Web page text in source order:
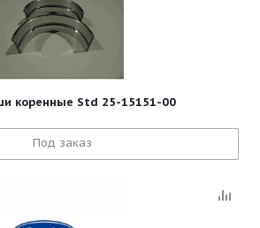
Вкладыши коренные Std 25-15151-00
Под заказ